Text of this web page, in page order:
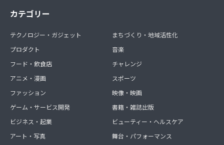
カテゴリー
テクノロジー・ガジェット
プロダクト
フード・飲食店
アニメ・漫画
ファッション
ゲーム・サービス開発
ビジネス・起業
アート・写真
まちづくり・地域活性化
音楽
チャレンジ
スポーツ
映像・映画
書籍・雑誌出版
ビューティー・ヘルスケア
舞台・パフォーマンス